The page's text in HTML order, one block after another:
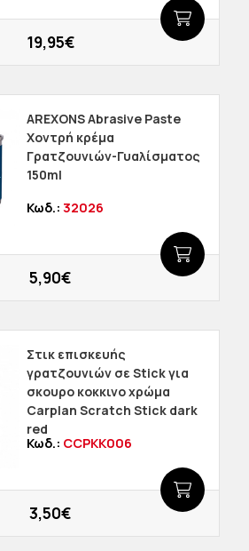
19,95€
AREXONS Abrasive Paste
Χοντρή κρέμα
Γρατζουνιών-Γυαλίσματος
150ml
Κωδ.: 32026
5,90€
Στικ επισκευής
γρατζουνιών σε Stick για
σκουρο κοκκινο χρώμα
Carplan Scratch Stick dark
red
Κωδ.: CCPKK006
3,50€